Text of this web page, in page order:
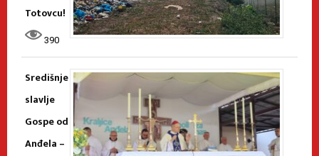
Totovcu!
390
Središnje
slavlje
Gospe od
Anđela –